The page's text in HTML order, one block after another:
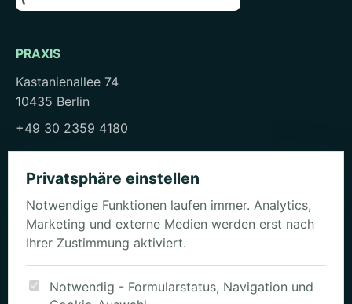
PRAXIS
Kastanienallee 74
10435 Berlin
+49 30 2359 4180
kontakt@mara-voss-ernaehrung.de
WEGE
Profil vorbereiten
Privatsphäre einstellen
Notwendige Funktionen laufen immer. Analytics,
Marketing und externe Medien werden erst nach
Ihrer Zustimmung aktiviert.
Notwendig - Formularstatus, Navigation und